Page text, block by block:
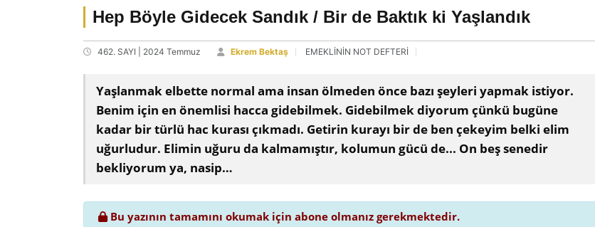
Hep Böyle Gidecek Sandık / Bir de Baktık ki Yaşlandık
462. SAYI | 2024 Temmuz Ekrem Bektaş EMEKLİNİN NOT DEFTERİ
Yaşlanmak elbette normal ama insan ölmeden önce bazı şeyleri yapmak istiyor.
Benim için en önemlisi hacca gidebilmek. Gidebilmek diyorum çünkü bugüne
kadar bir türlü hac kurası çıkmadı. Getirin kurayı bir de ben çekeyim belki elim
uğurludur. Elimin uğuru da kalmamıştır, kolumun gücü de... On beş senedir
bekliyorum ya, nasip…
Bu yazının tamamını okumak için abone olmanız gerekmektedir.